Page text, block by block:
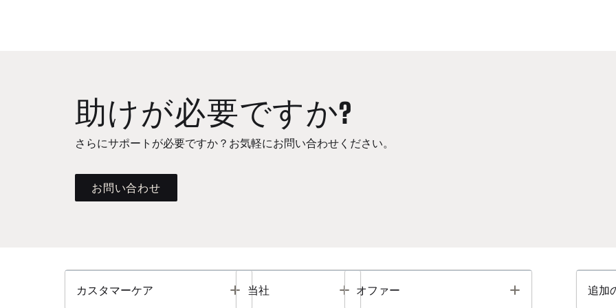
助けが必要ですか?
さらにサポートが必要ですか？お気軽にお問い合わせください。
お問い合わせ
カスタマーケア Toggle
当社 Toggle
オファー Toggle 追加